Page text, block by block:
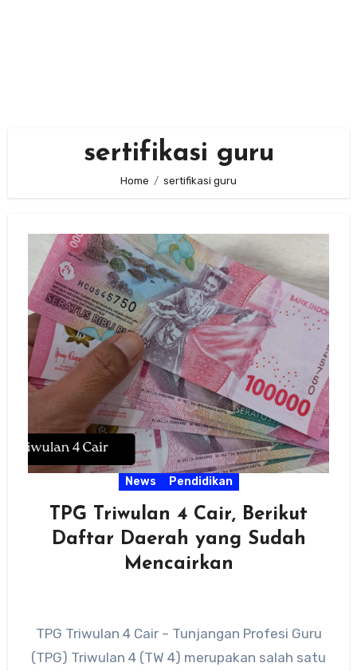
sertifikasi guru
Home sertifikasi guru
News Pendidikan
TPG Triwulan 4 Cair, Berikut
Daftar Daerah yang Sudah
Mencairkan
TPG Triwulan 4 Cair – Tunjangan Profesi Guru
(TPG) Triwulan 4 (TW 4) merupakan salah satu